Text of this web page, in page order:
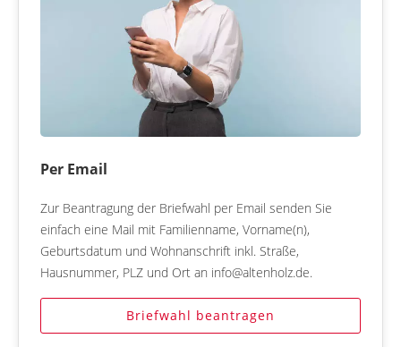
Per Email
Zur Beantragung der Briefwahl per Email senden Sie
einfach eine Mail mit Familienname, Vorname(n),
Geburtsdatum und Wohnanschrift inkl. Straße,
Hausnummer, PLZ und Ort an info@altenholz.de.
Briefwahl beantragen